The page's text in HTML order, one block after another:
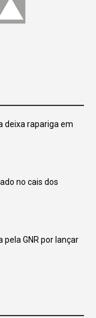
deixa rapariga em
no cais dos
GNR por lançar